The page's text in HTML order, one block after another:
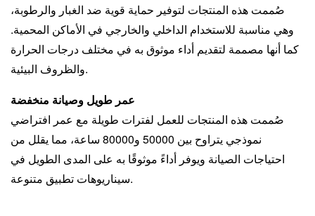
صُممت هذه المنتجات لتوفير حماية قوية ضد الغبار والرطوبة،
وهي مناسبة للاستخدام الداخلي والخارجي في الأماكن المحمية.
كما أنها مصممة لتقديم أداء موثوق به في مختلف درجات الحرارة
والظروف البيئية.
عمر طويل وصيانة منخفضة
صُممت هذه المنتجات للعمل لفترات طويلة مع عمر افتراضي
نموذجي يتراوح بين 50000 و80000 ساعة، مما يقلل من
احتياجات الصيانة ويوفر أداءً موثوقًا به على المدى الطويل في
سيناريوهات تطبيق متنوعة.